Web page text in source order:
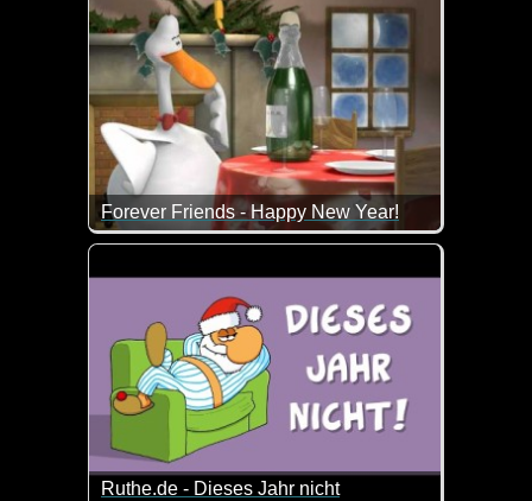
Forever Friends - Happy New Year!
Die Bärchen und ich wünschen dir ein gesundes
Ruthe.de - Dieses Jahr nicht